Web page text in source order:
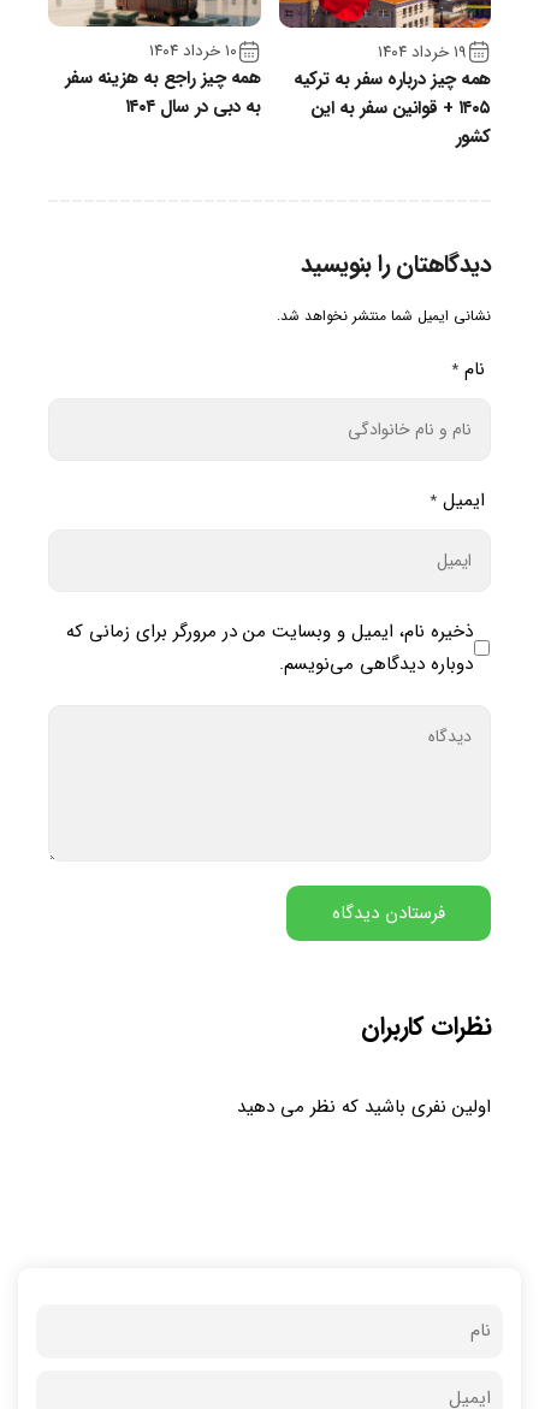
۱۹ خرداد ۱۴۰۴
همه چیز درباره سفر به ترکیه
۱۴۰۵ + قوانین سفر به این
کشور
۱۰ خرداد ۱۴۰۴
همه چیز راجع به هزینه سفر
به دبی در سال ۱۴۰۴
دیدگاهتان را بنویسید
نشانی ایمیل شما منتشر نخواهد شد.
نام *
ایمیل *
ذخیره نام، ایمیل و وبسایت من در مرورگر برای زمانی که
دوباره دیدگاهی می‌نویسم.
نظرات کاربران
اولین نفری باشید که نظر می دهید